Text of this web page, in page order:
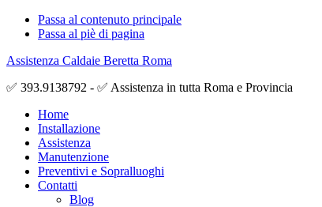
Passa al contenuto principale
Passa al piè di pagina
Assistenza Caldaie Beretta Roma
✅ 393.9138792 - ✅ Assistenza in tutta Roma e Provincia
Home
Installazione
Assistenza
Manutenzione
Preventivi e Sopralluoghi
Contatti
Blog